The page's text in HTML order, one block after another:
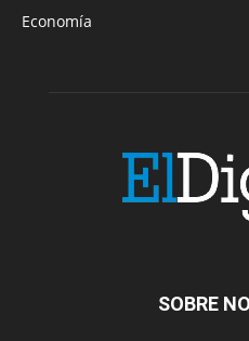
Economía
SOBRE